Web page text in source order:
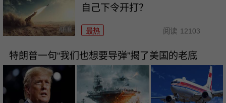
自己下令开打？
最热 阅读 12103
特朗普一句“我们也想要导弹”揭了美国的老底